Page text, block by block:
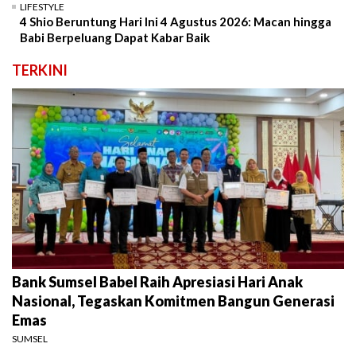
LIFESTYLE
4 Shio Beruntung Hari Ini 4 Agustus 2026: Macan hingga
Babi Berpeluang Dapat Kabar Baik
TERKINI
Bank Sumsel Babel Raih Apresiasi Hari Anak
Nasional, Tegaskan Komitmen Bangun Generasi
Emas
SUMSEL